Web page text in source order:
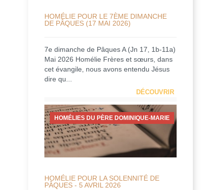
HOMÉLIE POUR LE 7ÈME DIMANCHE
DE PÂQUES (17 MAI 2026)
7e dimanche de Pâques A (Jn 17, 1b-11a)
Mai 2026 Homélie Frères et sœurs, dans
cet évangile, nous avons entendu Jésus
dire qu...
DÉCOUVRIR
HOMÉLIES DU PÈRE DOMINIQUE-MARIE
HOMÉLIE POUR LA SOLENNITÉ DE
PÂQUES - 5 AVRIL 2026